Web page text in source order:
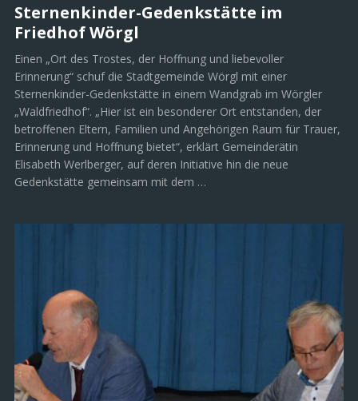
Sternenkinder-Gedenkstätte im
Friedhof Wörgl
Einen „Ort des Trostes, der Hoffnung und liebevoller
Erinnerung“ schuf die Stadtgemeinde Wörgl mit einer
Sternenkinder-Gedenkstätte in einem Wandgrab im Wörgler
„Waldfriedhof“. „Hier ist ein besonderer Ort entstanden, der
betroffenen Eltern, Familien und Angehörigen Raum für Trauer,
Erinnerung und Hoffnung bietet“, erklärt Gemeinderätin
Elisabeth Werlberger, auf deren Initiative hin die neue
Gedenkstätte gemeinsam mit dem …